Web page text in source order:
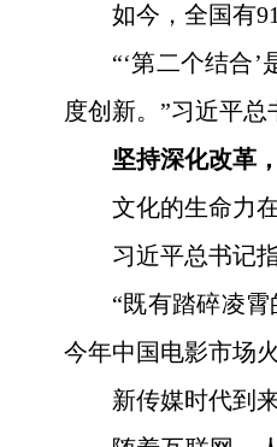
如今，全国有
“‘第二个结合
度创新。”习近平
坚持深化改革
文化的生命力
习近平总书记
“既有踏碎凌
今年中国电影市场
新传媒时代到